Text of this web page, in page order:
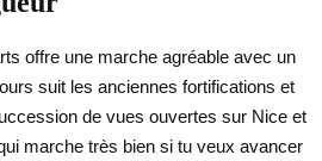
offre une marche agréable avec un
suit les anciennes fortifications et
de vues ouvertes sur Nice et
marche très bien si tu veux avancer